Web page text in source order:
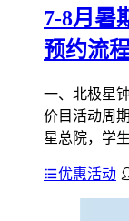
7-8月暑
预约流程
一、北极星
价目活动周
星总院，学
优惠活动